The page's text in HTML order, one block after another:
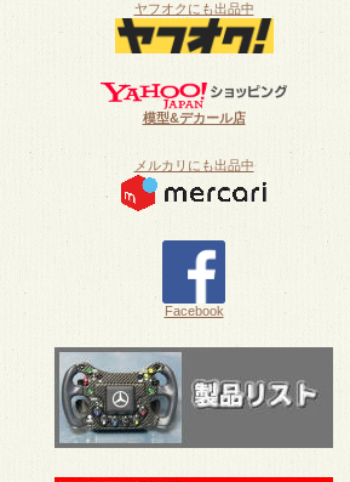
ヤフオクにも出品中
模型&デカール店
メルカリにも出品中
Facebook